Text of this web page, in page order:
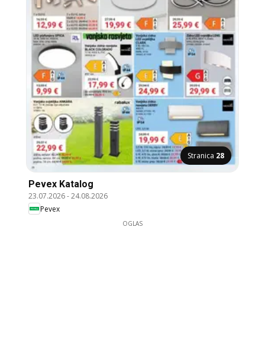
Stranica 28
Pevex Katalog
23.07.2026-24.08.2026
Pevex
OGLAS